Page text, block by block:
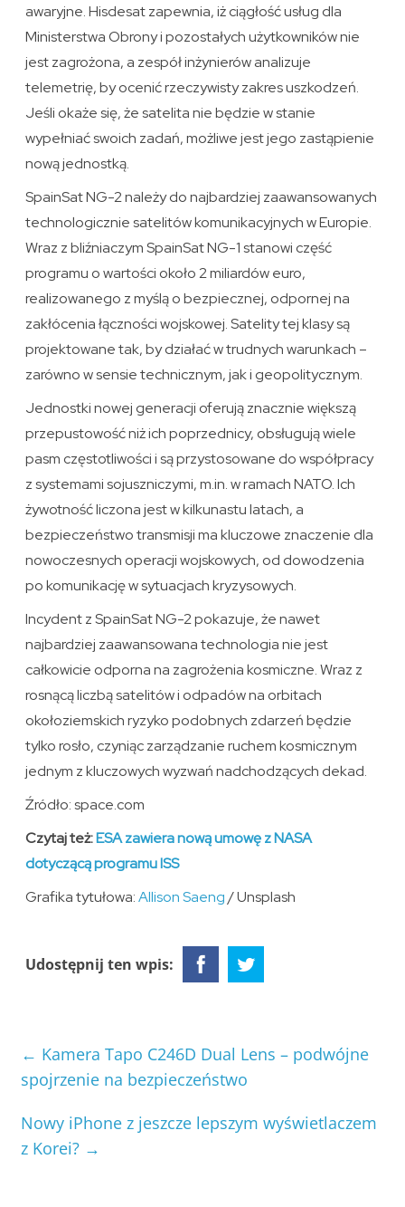
awaryjne. Hisdesat zapewnia, iż ciągłość usług dla
Ministerstwa Obrony i pozostałych użytkowników nie
jest zagrożona, a zespół inżynierów analizuje
telemetrię, by ocenić rzeczywisty zakres uszkodzeń.
Jeśli okaże się, że satelita nie będzie w stanie
wypełniać swoich zadań, możliwe jest jego zastąpienie
nową jednostką.
SpainSat NG-2 należy do najbardziej zaawansowanych
technologicznie satelitów komunikacyjnych w Europie.
Wraz z bliźniaczym SpainSat NG-1 stanowi część
programu o wartości około 2 miliardów euro,
realizowanego z myślą o bezpiecznej, odpornej na
zakłócenia łączności wojskowej. Satelity tej klasy są
projektowane tak, by działać w trudnych warunkach –
zarówno w sensie technicznym, jak i geopolitycznym.
Jednostki nowej generacji oferują znacznie większą
przepustowość niż ich poprzednicy, obsługują wiele
pasm częstotliwości i są przystosowane do współpracy
z systemami sojuszniczymi, m.in. w ramach NATO. Ich
żywotność liczona jest w kilkunastu latach, a
bezpieczeństwo transmisji ma kluczowe znaczenie dla
nowoczesnych operacji wojskowych, od dowodzenia
po komunikację w sytuacjach kryzysowych.
Incydent z SpainSat NG-2 pokazuje, że nawet
najbardziej zaawansowana technologia nie jest
całkowicie odporna na zagrożenia kosmiczne. Wraz z
rosnącą liczbą satelitów i odpadów na orbitach
okołoziemskich ryzyko podobnych zdarzeń będzie
tylko rosło, czyniąc zarządzanie ruchem kosmicznym
jednym z kluczowych wyzwań nadchodzących dekad.
Źródło: space.com
Czytaj też:ESA zawiera nową umowę z NASA
dotyczącą programu ISS
Grafika tytułowa:Allison Saeng/ Unsplash
Udostępnij ten wpis:
← Kamera Tapo C246D Dual Lens – podwójne
spojrzenie na bezpieczeństwo
Nowy iPhone z jeszcze lepszym wyświetlaczem
z Korei? →